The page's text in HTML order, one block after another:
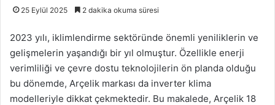
25 Eylül 2025 2 dakika okuma süresi
2023 yılı, iklimlendirme sektöründe önemli yeniliklerin ve
gelişmelerin yaşandığı bir yıl olmuştur. Özellikle enerji
verimliliği ve çevre dostu teknolojilerin ön planda olduğu
bu dönemde, Arçelik markası da inverter klima
modelleriyle dikkat çekmektedir. Bu makalede, Arçelik 18